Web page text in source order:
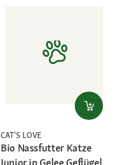
CAT'S LOVE
Bio Nassfutter Katze